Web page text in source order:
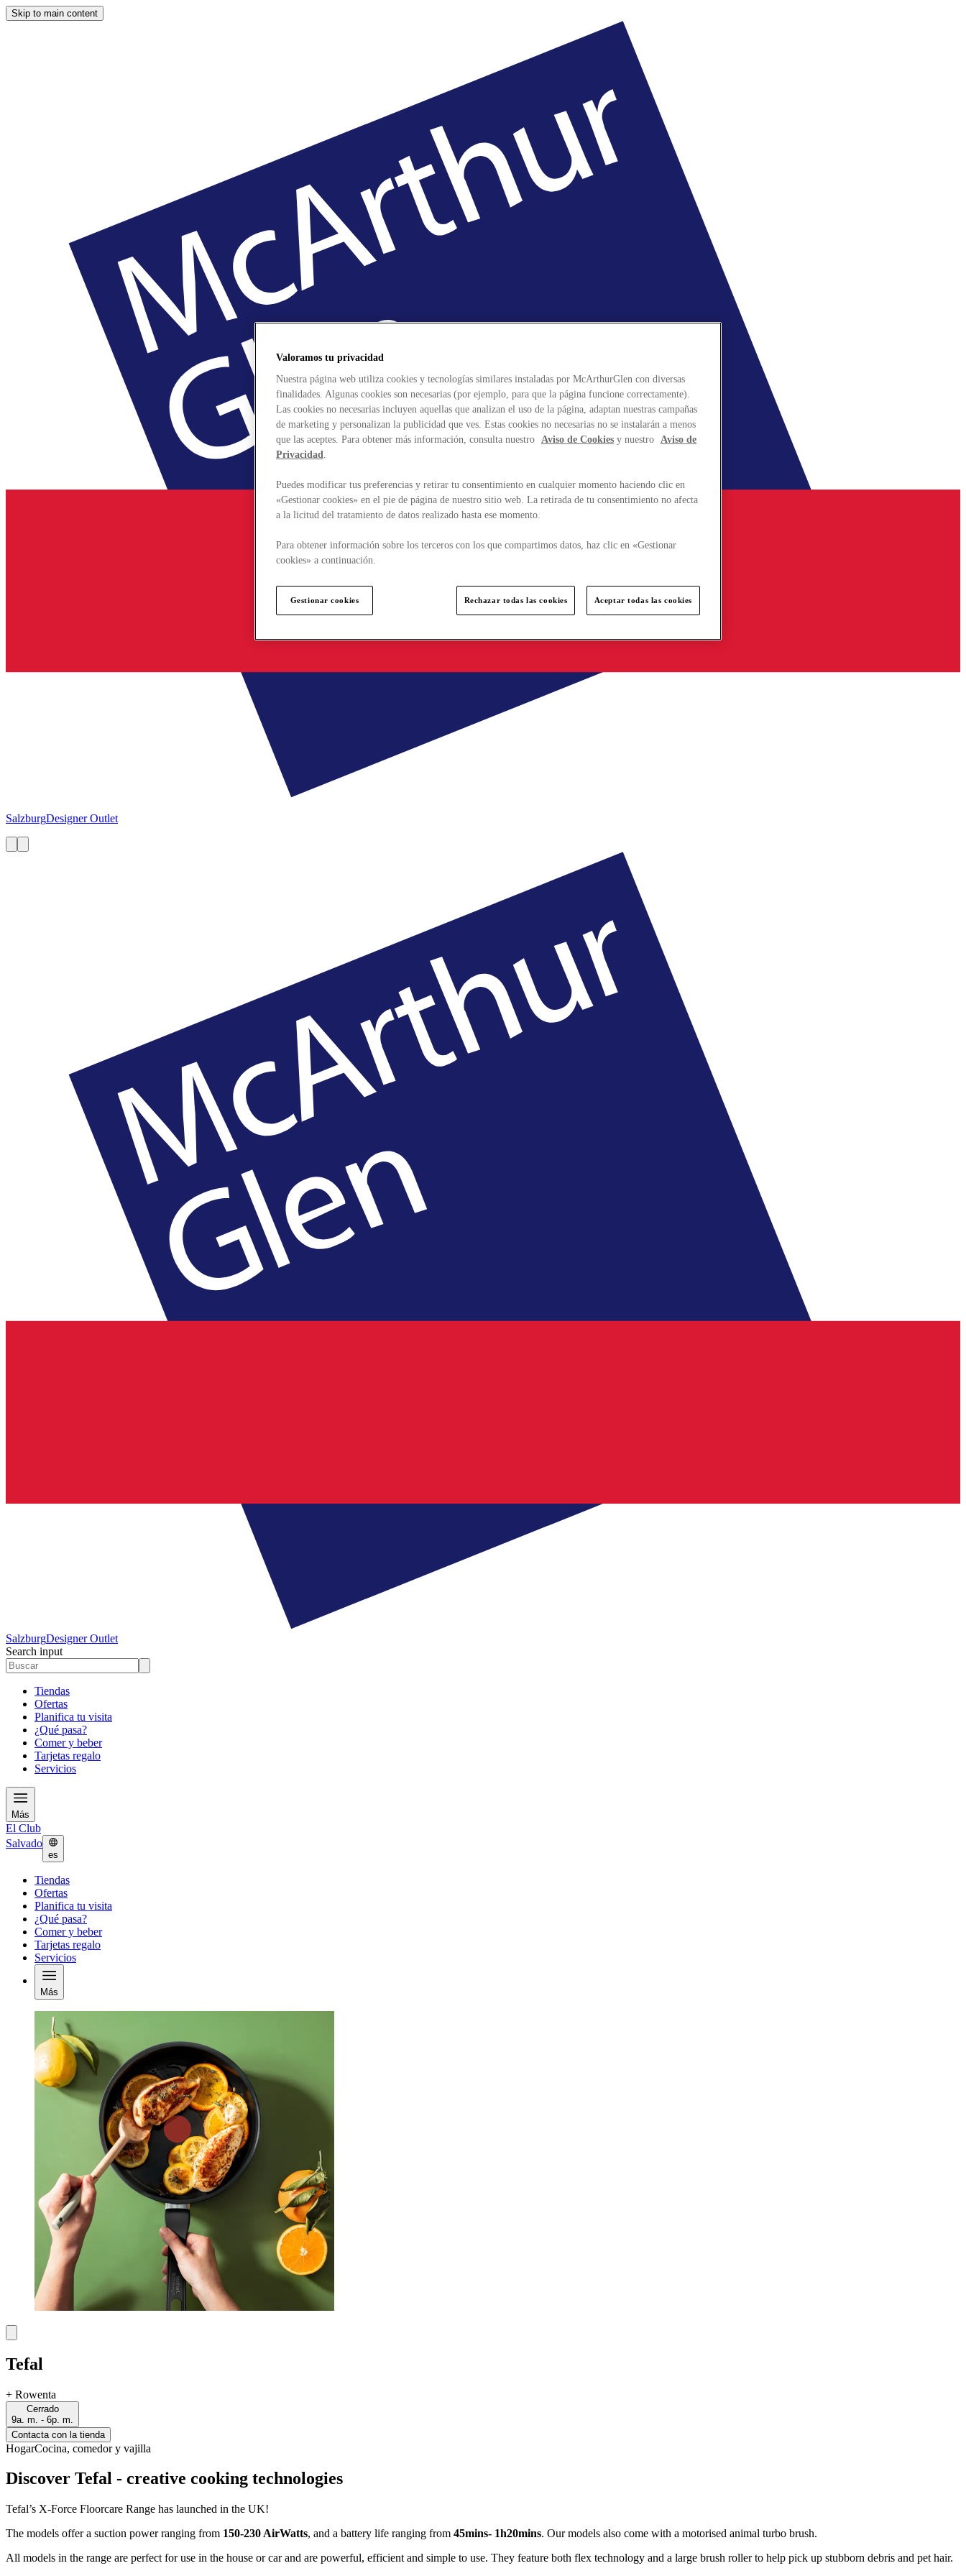
Skip to main content
SalzburgDesigner Outlet
SalzburgDesigner Outlet
Search input
Tiendas
Ofertas
Planifica tu visita
¿Qué pasa?
Comer y beber
Tarjetas regalo
Servicios
Más
El Club
Salvado
es
Tiendas
Ofertas
Planifica tu visita
¿Qué pasa?
Comer y beber
Tarjetas regalo
Servicios
Más
Tefal
+ Rowenta
Cerrado
9a. m. - 6p. m.
Contacta con la tienda
HogarCocina, comedor y vajilla
Discover Tefal - creative cooking technologies
Tefal’s X-Force Floorcare Range has launched in the UK!
The models offer a suction power ranging from 150-230 AirWatts, and a battery life ranging from 45mins- 1h20mins. Our models also come with a motorised animal turbo brush.
All models in the range are perfect for use in the house or car and are powerful, efficient and simple to use. They feature both flex technology and a large brush roller to help pick up stubborn debris and pet hair.
Valoramos tu privacidad
Nuestra página web utiliza cookies y tecnologías similares instaladas por McArthurGlen con diversas
finalidades. Algunas cookies son necesarias (por ejemplo, para que la página funcione correctamente).
Las cookies no necesarias incluyen aquellas que analizan el uso de la página, adaptan nuestras campañas
de marketing y personalizan la publicidad que ves. Estas cookies no necesarias no se instalarán a menos
que las aceptes. Para obtener más información, consulta nuestro Aviso de Cookies y nuestro Aviso de
Privacidad.
Puedes modificar tus preferencias y retirar tu consentimiento en cualquier momento haciendo clic en
«Gestionar cookies» en el pie de página de nuestro sitio web. La retirada de tu consentimiento no afecta
a la licitud del tratamiento de datos realizado hasta ese momento.
Para obtener información sobre los terceros con los que compartimos datos, haz clic en «Gestionar
cookies» a continuación.
Gestionar cookies Rechazar todas las cookies Aceptar todas las cookies